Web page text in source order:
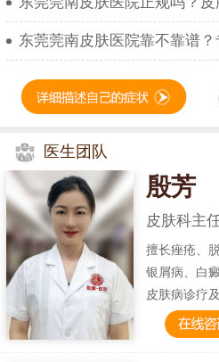
东莞莞南皮肤医院靠不靠谱
医生团队
殷芳
皮肤科主
擅长痤疮、
银屑病、白
皮肤病诊疗